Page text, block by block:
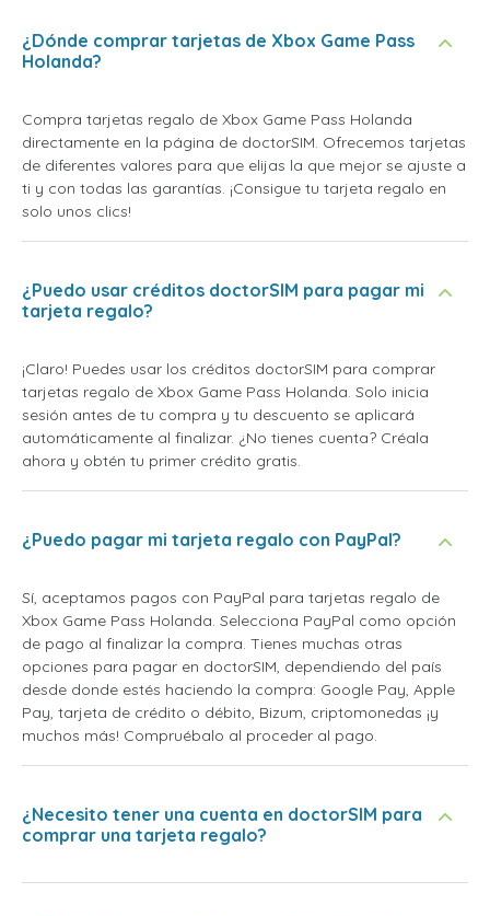
¿Dónde comprar tarjetas de Xbox Game Pass
Holanda?
Compra tarjetas regalo de Xbox Game Pass Holanda
directamente en la página de doctorSIM. Ofrecemos tarjetas
de diferentes valores para que elijas la que mejor se ajuste a
ti y con todas las garantías. ¡Consigue tu tarjeta regalo en
solo unos clics!
¿Puedo usar créditos doctorSIM para pagar mi
tarjeta regalo?
¡Claro! Puedes usar los créditos doctorSIM para comprar
tarjetas regalo de Xbox Game Pass Holanda. Solo inicia
sesión antes de tu compra y tu descuento se aplicará
automáticamente al finalizar. ¿No tienes cuenta? Créala
ahora y obtén tu primer crédito gratis.
¿Puedo pagar mi tarjeta regalo con PayPal?
Sí, aceptamos pagos con PayPal para tarjetas regalo de
Xbox Game Pass Holanda. Selecciona PayPal como opción
de pago al finalizar la compra. Tienes muchas otras
opciones para pagar en doctorSIM, dependiendo del país
desde donde estés haciendo la compra: Google Pay, Apple
Pay, tarjeta de crédito o débito, Bizum, criptomonedas ¡y
muchos más! Compruébalo al proceder al pago.
¿Necesito tener una cuenta en doctorSIM para
comprar una tarjeta regalo?